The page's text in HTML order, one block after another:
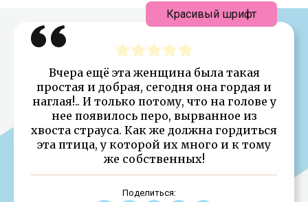
Вчера ещё эта женщина была такая
простая и добрая, сегодня она гордая и
наглая!.. И только потому, что на голове у
нее появилось перо, вырванное из
хвоста страуса. Как же должна гордиться
эта птица, у которой их много и к тому
же собственных!
Поделиться:
Красивый шрифт